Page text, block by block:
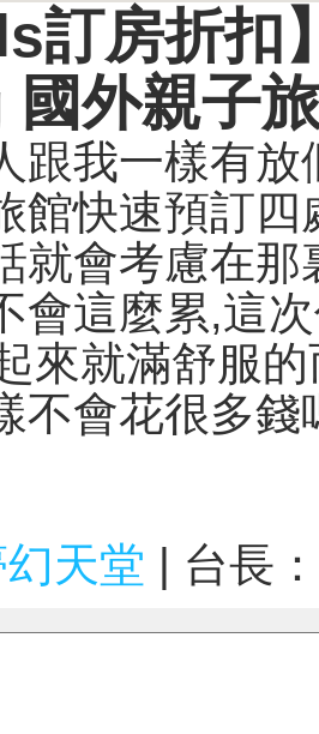
訂房折扣
外親子
跟我一樣有
館快速預訂
就會考慮在
會這麼累,這
來就滿舒服
不會花很多錢
天堂 | 台長：